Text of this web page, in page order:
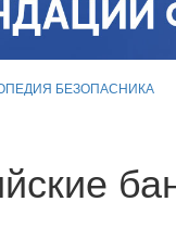
БЕЗОПАСНИКА